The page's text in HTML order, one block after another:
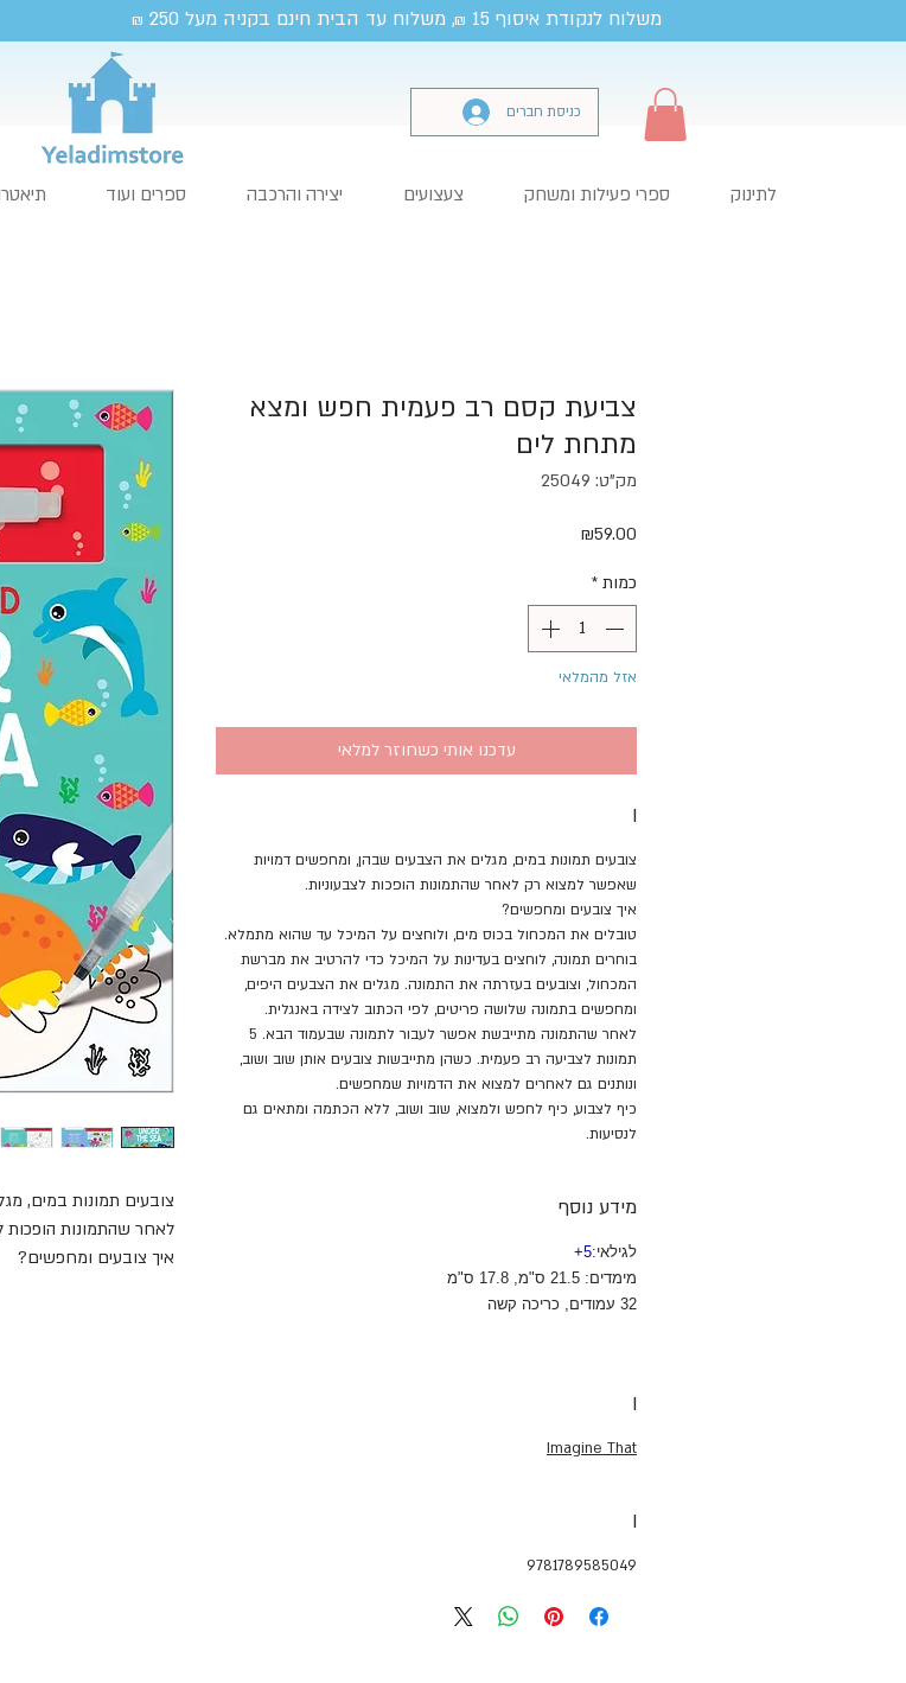
משלוח לנקודת איסוף 15 ₪, משלוח עד הבית חינם בקניה מעל 250 ₪
כניסת חברים
לתינוק ספרי פעילות ומשחק צעצועים יצירה והרכבה ספרים ועוד
צובעים תמונות במים,
לאחר שהתמונות הופכות
איך צובעים ומחפשים?
צביעת קסם רב פעמית חפש ומצא
מתחת לים
מק"ט: 25049
₪59.00
כמות *
אזל מהמלאי
עדכנו אותי כשחוזר למלאי
I
צובעים תמונות במים, מגלים את הצבעים שבהן, ומחפשים דמויות
שאפשר למצוא רק לאחר שהתמונות הופכות לצבעוניות.
איך צובעים ומחפשים?
טובלים את המכחול בכוס מים, ולוחצים על המיכל עד שהוא מתמלא.
בוחרים תמונה, לוחצים בעדינות על המיכל כדי להרטיב את מברשת
המכחול, וצובעים בעזרתה את התמונה. מגלים את הצבעים היפים,
ומחפשים בתמונה שלושה פריטים, לפי הכתוב לצידה באנגלית.
לאחר שהתמונה מתייבשת אפשר לעבור לתמונה שבעמוד הבא. 5
תמונות לצביעה רב פעמית. כשהן מתייבשות צובעים אותן שוב ושוב,
ונותנים גם לאחרים למצוא את הדמויות שמחפשים.
כיף לצבוע, כיף לחפש ולמצוא, שוב ושוב, ללא הכתמה ומתאים גם
לנסיעות.
מידע נוסף
לגילאי:5
+
מימדים: 21.5 ס"מ, 17.8 ס"מ
32 עמודים, כריכה קשה
I
Imagine That
I
9781789585049